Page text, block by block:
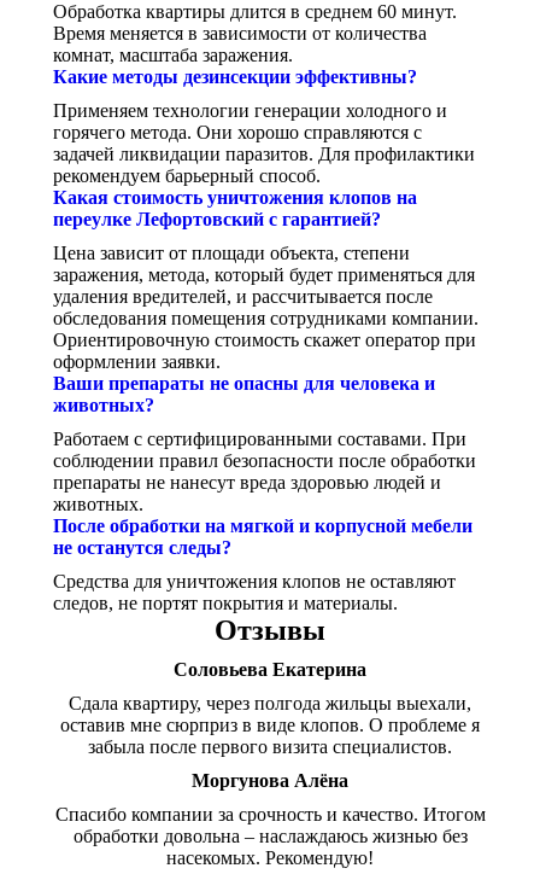
Обработка квартиры длится в среднем 60 минут.
Время меняется в зависимости от количества
комнат, масштаба заражения.
Какие методы дезинсекции эффективны?
Применяем технологии генерации холодного и
горячего метода. Они хорошо справляются с
задачей ликвидации паразитов. Для профилактики
рекомендуем барьерный способ.
Какая стоимость уничтожения клопов на
переулке Лефортовский с гарантией?
Цена зависит от площади объекта, степени
заражения, метода, который будет применяться для
удаления вредителей, и рассчитывается после
обследования помещения сотрудниками компании.
Ориентировочную стоимость скажет оператор при
оформлении заявки.
Ваши препараты не опасны для человека и
животных?
Работаем с сертифицированными составами. При
соблюдении правил безопасности после обработки
препараты не нанесут вреда здоровью людей и
животных.
После обработки на мягкой и корпусной мебели
не останутся следы?
Средства для уничтожения клопов не оставляют
следов, не портят покрытия и материалы.
Отзывы
Соловьева Екатерина
Сдала квартиру, через полгода жильцы выехали,
оставив мне сюрприз в виде клопов. О проблеме я
забыла после первого визита специалистов.
Моргунова Алёна
Спасибо компании за срочность и качество. Итогом
обработки довольна – наслаждаюсь жизнью без
насекомых. Рекомендую!